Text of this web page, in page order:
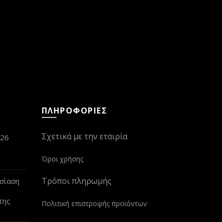
ΠΛΗΡΟΦΟΡΙΕΣ
Σχετικά με την εταιρία
Όροι χρήσης
Τρόποι πληρωμής
Πολιτική επιστροφής προϊόντων